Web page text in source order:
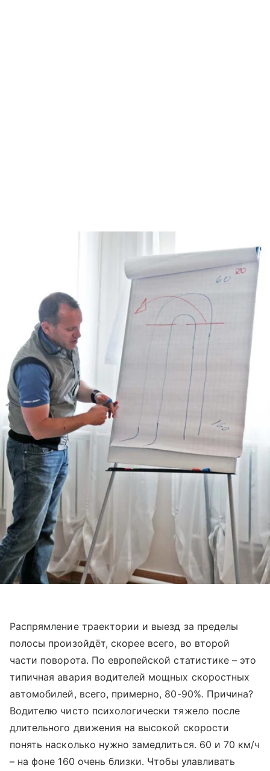
Распрямление траектории и выезд за пределы
полосы произойдёт, скорее всего, во второй
части поворота. По европейской статистике – это
типичная авария водителей мощных скоростных
автомобилей, всего, примерно, 80-90%. Причина?
Водителю чисто психологически тяжело после
длительного движения на высокой скорости
понять насколько нужно замедлиться. 60 и 70 км/ч
– на фоне 160 очень близки. Чтобы улавливать